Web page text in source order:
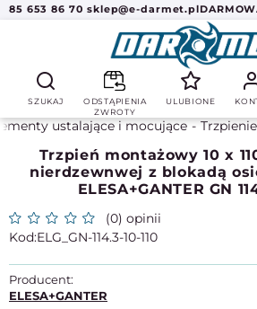
85 653 86 70 sklep@e-darmet.pl
SZUKAJ
ODSTĄPIENIA
ZWROTY
ULUBIONE
ustalające i mocujące
Trzpień montażowy 10 x
nierdzewnwej z blokadą
ELESA+GANTER GN
(0) opinii
ELG_GN-114.3-10-110
Producent:
ELESA+GANTER